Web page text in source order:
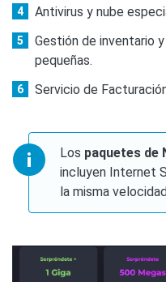
Antivirus y nube
Gestión de inventario
pequeñas.
Servicio de
Los paquetes de
incluyen Internet
la misma